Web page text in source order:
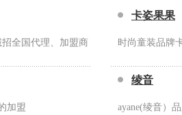
全国代理、加盟商
卡姿果果
时尚童装品牌
加盟
绫音
ayane(绫音）